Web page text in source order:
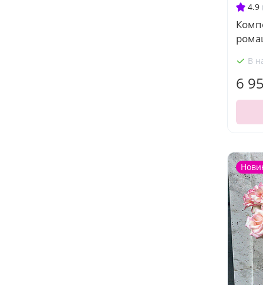
4.9
В
6